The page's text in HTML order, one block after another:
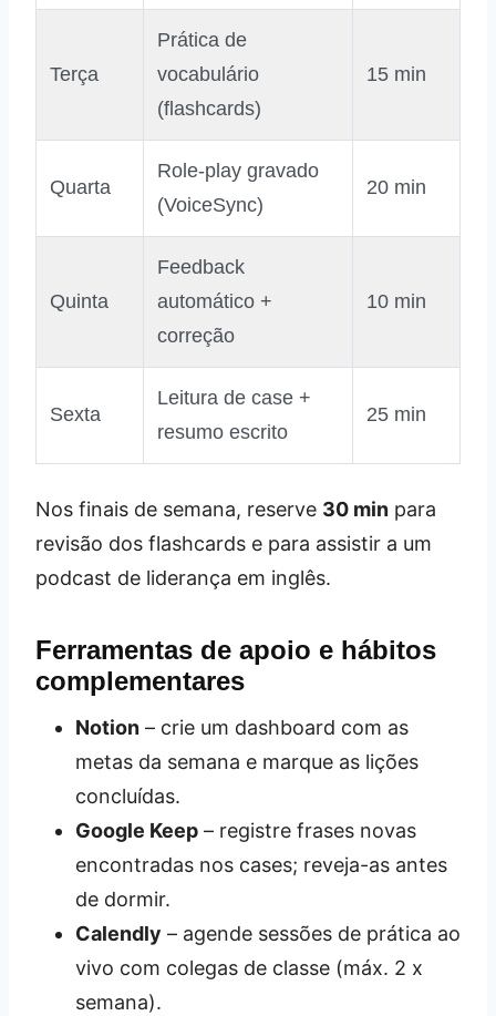
Terça
Prática de
vocabulário
(flashcards)
15 min
Quarta
Role‑play gravado
(VoiceSync)
20 min
Quinta
Feedback
automático +
correção
10 min
Sexta
Leitura de case +
resumo escrito
25 min
Nos finais de semana, reserve 30 min para
revisão dos flashcards e para assistir a um
podcast de liderança em inglês.
Ferramentas de apoio e hábitos
complementares
Notion – crie um dashboard com as
metas da semana e marque as lições
concluídas.
Google Keep – registre frases novas
encontradas nos cases; reveja-as antes
de dormir.
Calendly – agende sessões de prática ao
vivo com colegas de classe (máx. 2 x
semana).